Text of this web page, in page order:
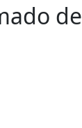
de